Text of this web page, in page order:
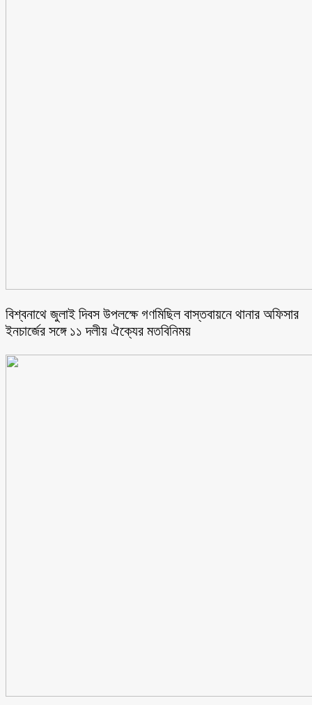
বিশ্বনাথে জুলাই দিবস উপলক্ষে গণমিছিল বাস্তবায়নে থানার অফিসার
ইনচার্জের সঙ্গে ১১ দলীয় ঐক্যের মতবিনিময়